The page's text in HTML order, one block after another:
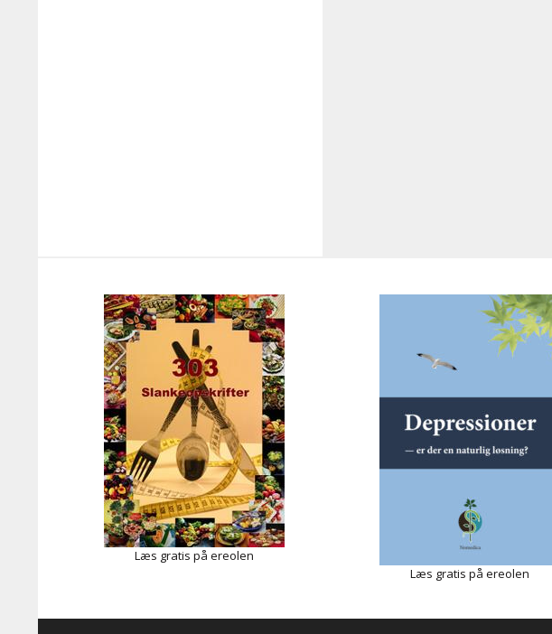
Læs gratis på ereolen
Læs gratis på ereolen